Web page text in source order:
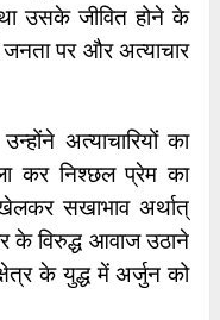
उसके जीवित होने के
पर और अत्याचार
अत्याचारियों का
कर निश्छल प्रेम का
सखाभाव अर्थात्
के विरुद्ध आवाज उठाने
के युद्ध में अर्जुन को